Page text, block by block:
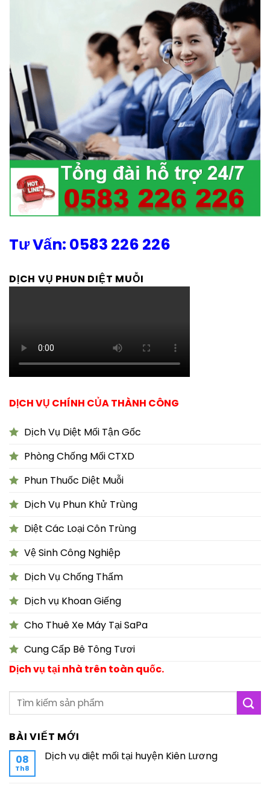
Tư Vấn: 0583 226 226
DỊCH VỤ PHUN DIỆT MUỖI
DỊCH VỤ CHÍNH CỦA THÀNH CÔNG
Dịch Vụ Diệt Mối Tận Gốc
Phòng Chống Mối CTXD
Phun Thuốc Diệt Muỗi
Dịch Vụ Phun Khử Trùng
Diệt Các Loại Côn Trùng
Vệ Sinh Công Nghiệp
Dịch Vụ Chống Thấm
Dịch vụ Khoan Giếng
Cho Thuê Xe Máy Tại SaPa
Cung Cấp Bê Tông Tươi
Dịch vụ tại nhà trên toàn quốc.
BÀI VIẾT MỚI
08
Th8
Dịch vụ diệt mối tại huyện Kiên Lương